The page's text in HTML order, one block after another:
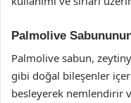
Palmolive
Palmolive sabun,
gibi doğal bileşenler
besleyerek nemlendirir